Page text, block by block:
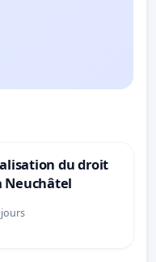
du droit
Neuchâtel